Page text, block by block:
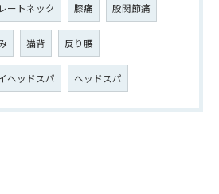
ートネック 膝痛 股関節痛
猫背 反り腰
ヘッドスパ ヘッドスパ